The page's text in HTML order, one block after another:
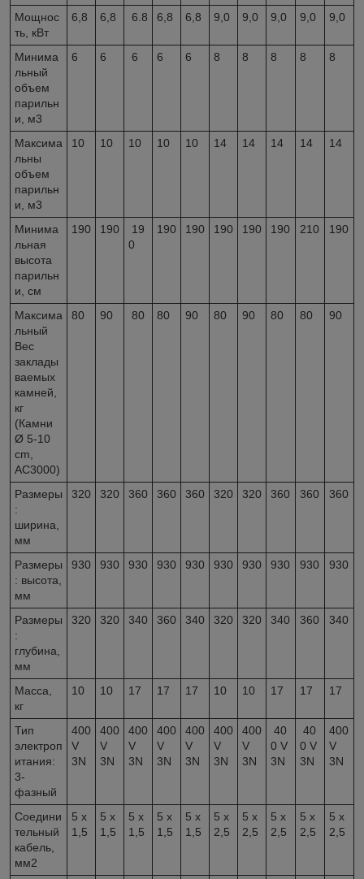
Мощнос
ть, кВт
6,8 6,8 6.8 6,8 6,8 9,0 9,0 9,0 9,0 9,0
Минима
льный
объем
парильн
и, м3
6 6 6 6 6 8 8 8 8 8
Максима
льны
объем
парильн
и, м3
10 10 10 10 10 14 14 14 14 14
Минима
льная
высота
парильн
и, см
190 190
19
0
190 190 190 190 190 210 190
Максима
льный
Вес
заклады
ваемых
камней,
кг
(Камни
Ø 5-10
cm,
AC3000)
80 90 80 80 90 80 90 80 80 90
Размеры
:
ширина,
мм
320 320 360 360 360 320 320 360 360 360
Размеры
: высота,
мм
930 930 930 930 930 930 930 930 930 930
Размеры
:
глубина,
мм
320 320 340 360 340 320 320 340 360 340
Масса,
кг
10 10 17 17 17 10 10 17 17 17
Тип
электроп
итания:
3-
фазный
400
V
3N
400
V
3N
400
V
3N
400
V
3N
400
V
3N
400
V
3N
400
V
3N
40
0 V
3N
40
0 V
3N
400
V
3N
Соедини
тельный
кабель,
мм2
5 x
1,5
5 x
1,5
5 x
1,5
5 x
1,5
5 x
1,5
5 x
2,5
5 x
2,5
5 x
2,5
5 x
2,5
5 x
2,5